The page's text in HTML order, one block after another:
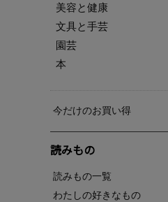
美容と健康
文具と手芸
園芸
本
今だけのお買い得
読みもの
読みもの一覧
わたしの好きなもの